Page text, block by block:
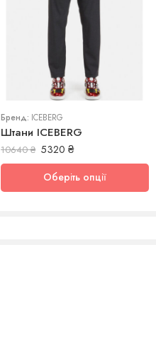
Бренд: ICEBERG
Штани ICEBERG
10640₴ 5320 ₴
Оберіть опції